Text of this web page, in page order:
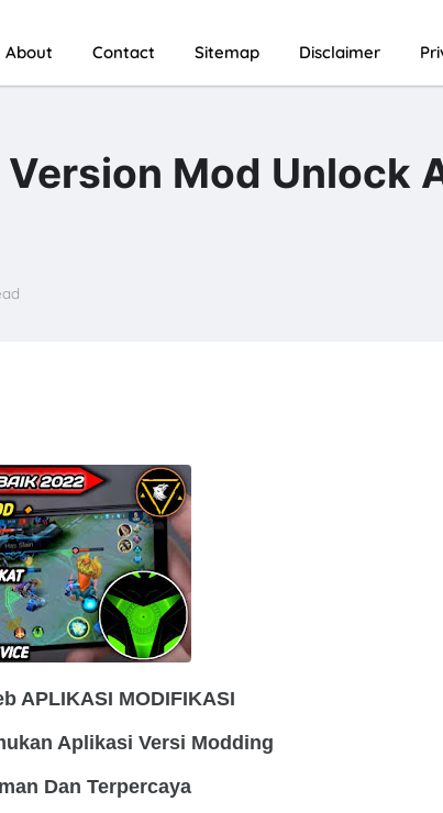
About Contact Sitemap Disclaimer
Mod Unlock
APLIKASI MODIFIKASI
Aplikasi Versi Modding
Dan Terpercaya